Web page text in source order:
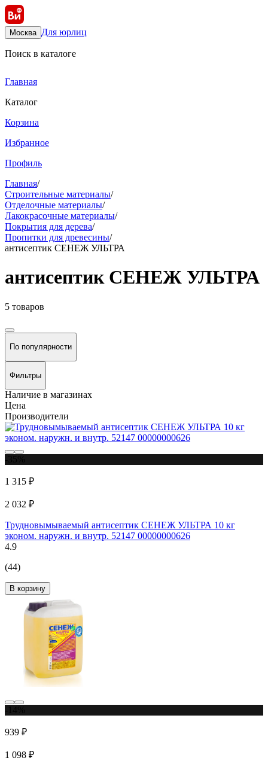
Москва Для юрлиц
Поиск в каталоге
Главная
Каталог
Корзина
Избранное
Профиль
Главная/
Строительные материалы/
Отделочные материалы/
Лакокрасочные материалы/
Покрытия для дерева/
Пропитки для древесины/
антисептик СЕНЕЖ УЛЬТРА
антисептик СЕНЕЖ УЛЬТРА
5 товаров
По популярности
Фильтры
Наличие в магазинах
Цена
Производители
1 315 ₽
2 032 ₽
Трудновымываемый антисептик СЕНЕЖ УЛЬТРА 10 кг
эконом. наружн. и внутр. 52147 00000000626
4.9
(44)
В корзину
939 ₽
1 098 ₽